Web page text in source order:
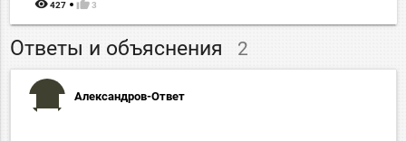
remove_red_eye 427 thumb_up 3
Ответы и объяснения 2
Александров-Ответ